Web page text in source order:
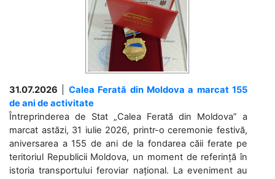
31.07.2026
Calea Ferată din Moldova a marcat 155
de ani de activitate
Întreprinderea de Stat „Calea Ferată din Moldova” a
marcat astăzi, 31 iulie 2026, printr-o ceremonie festivă,
aniversarea a 155 de ani de la fondarea căii ferate pe
teritoriul Republicii Moldova, un moment de referință în
istoria transportului feroviar național. La eveniment au